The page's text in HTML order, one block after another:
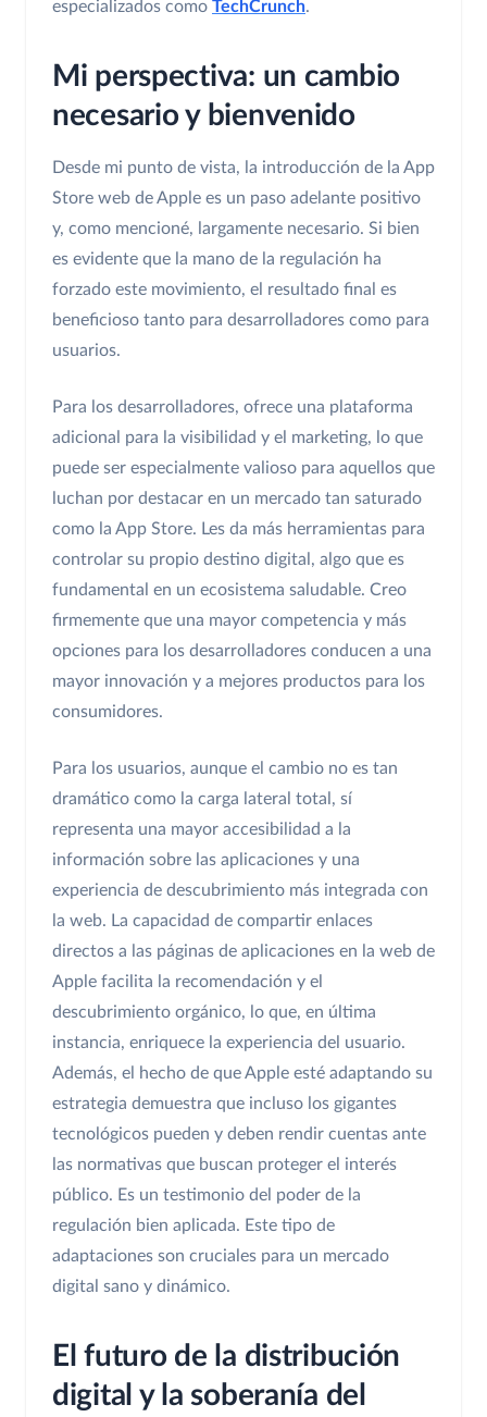
especializados como TechCrunch.
Mi perspectiva: un cambio
necesario y bienvenido
Desde mi punto de vista, la introducción de la App
Store web de Apple es un paso adelante positivo
y, como mencioné, largamente necesario. Si bien
es evidente que la mano de la regulación ha
forzado este movimiento, el resultado final es
beneficioso tanto para desarrolladores como para
usuarios.
Para los desarrolladores, ofrece una plataforma
adicional para la visibilidad y el marketing, lo que
puede ser especialmente valioso para aquellos que
luchan por destacar en un mercado tan saturado
como la App Store. Les da más herramientas para
controlar su propio destino digital, algo que es
fundamental en un ecosistema saludable. Creo
firmemente que una mayor competencia y más
opciones para los desarrolladores conducen a una
mayor innovación y a mejores productos para los
consumidores.
Para los usuarios, aunque el cambio no es tan
dramático como la carga lateral total, sí
representa una mayor accesibilidad a la
información sobre las aplicaciones y una
experiencia de descubrimiento más integrada con
la web. La capacidad de compartir enlaces
directos a las páginas de aplicaciones en la web de
Apple facilita la recomendación y el
descubrimiento orgánico, lo que, en última
instancia, enriquece la experiencia del usuario.
Además, el hecho de que Apple esté adaptando su
estrategia demuestra que incluso los gigantes
tecnológicos pueden y deben rendir cuentas ante
las normativas que buscan proteger el interés
público. Es un testimonio del poder de la
regulación bien aplicada. Este tipo de
adaptaciones son cruciales para un mercado
digital sano y dinámico.
El futuro de la distribución
digital y la soberanía del